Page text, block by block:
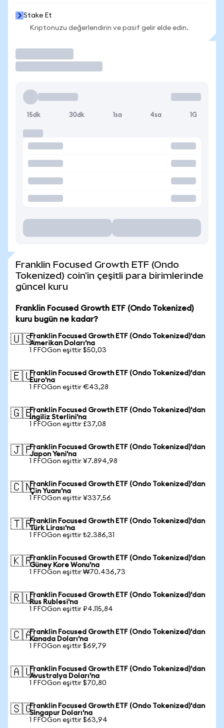
Stake Et
Kriptonuzu değerlendirin ve pasif gelir elde edin.
15dk 30dk 1sa 4sa 1G
Franklin Focused Growth ETF (Ondo
Tokenized) coin'in çeşitli para birimlerinde
güncel kuru
Franklin Focused Growth ETF (Ondo Tokenized)
kuru bugün ne kadar?
🇺🇸Franklin Focused Growth ETF (Ondo Tokenized)'dan
Amerikan Doları'na
1 FFOGon eşittir $50,03
🇪🇺Franklin Focused Growth ETF (Ondo Tokenized)'dan
Euro'na
1 FFOGon eşittir €43,28
🇬🇧Franklin Focused Growth ETF (Ondo Tokenized)'dan
İngiliz Sterlini'na
1 FFOGon eşittir £37,08
🇯🇵Franklin Focused Growth ETF (Ondo Tokenized)'dan
Japon Yeni'na
1 FFOGon eşittir ¥7.894,98
🇨🇳Franklin Focused Growth ETF (Ondo Tokenized)'dan
Çin Yuanı'na
1 FFOGon eşittir ¥337,56
🇹🇷Franklin Focused Growth ETF (Ondo Tokenized)'dan
Türk Lirası'na
1 FFOGon eşittir ₺2.386,31
🇰🇷Franklin Focused Growth ETF (Ondo Tokenized)'dan
Güney Kore Wonu'na
1 FFOGon eşittir ₩70.436,73
🇷🇺Franklin Focused Growth ETF (Ondo Tokenized)'dan
Rus Rublesi'na
1 FFOGon eşittir ₽4.115,84
🇨🇦Franklin Focused Growth ETF (Ondo Tokenized)'dan
Kanada Doları'na
1 FFOGon eşittir $69,79
🇦🇺Franklin Focused Growth ETF (Ondo Tokenized)'dan
Avustralya Doları'na
1 FFOGon eşittir $70,80
🇸🇬Franklin Focused Growth ETF (Ondo Tokenized)'dan
Singapur Doları'na
1 FFOGon eşittir $63,94